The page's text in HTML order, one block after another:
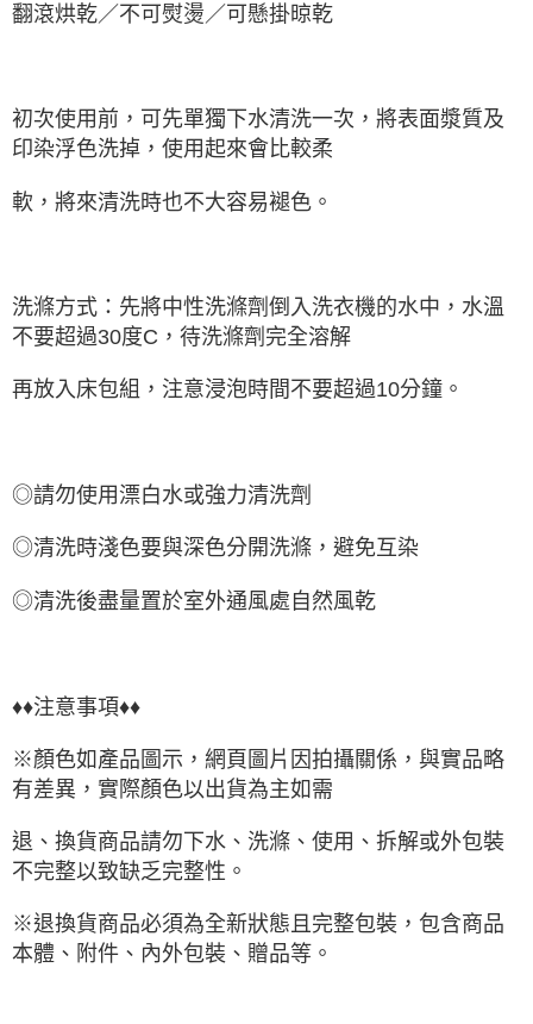
翻滾烘乾／不可熨燙／可懸掛晾乾
初次使用前，可先單獨下水清洗一次，將表面漿質及
印染浮色洗掉，使用起來會比較柔
軟，將來清洗時也不大容易褪色。
洗滌方式：先將中性洗滌劑倒入洗衣機的水中，水溫
不要超過30度C，待洗滌劑完全溶解
再放入床包組，注意浸泡時間不要超過10分鐘。
◎請勿使用漂白水或強力清洗劑
◎清洗時淺色要與深色分開洗滌，避免互染
◎清洗後盡量置於室外通風處自然風乾
♦♦注意事項♦♦
※顏色如產品圖示，網頁圖片因拍攝關係，與實品略
有差異，實際顏色以出貨為主如需
退、換貨商品請勿下水、洗滌、使用、拆解或外包裝
不完整以致缺乏完整性。
※退換貨商品必須為全新狀態且完整包裝，包含商品
本體、附件、內外包裝、贈品等。